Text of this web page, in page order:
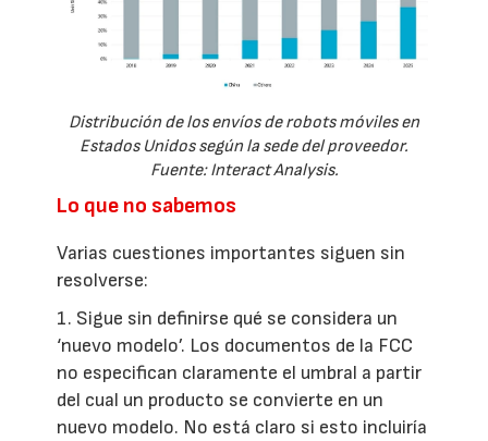
Distribución de los envíos de robots móviles en
Estados Unidos según la sede del proveedor.
Fuente: Interact Analysis.
Lo que no sabemos
Varias cuestiones importantes siguen sin
resolverse:
1. Sigue sin definirse qué se considera un
‘nuevo modelo’. Los documentos de la FCC
no especifican claramente el umbral a partir
del cual un producto se convierte en un
nuevo modelo. No está claro si esto incluiría